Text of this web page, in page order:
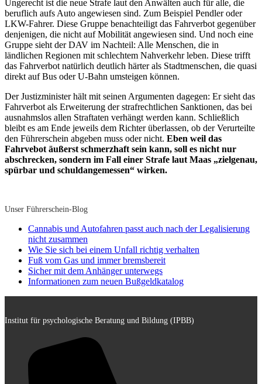
Ungerecht ist die neue Strafe laut den Anwälten auch für alle, die
beruflich aufs Auto angewiesen sind. Zum Beispiel Pendler oder
LKW-Fahrer. Diese Gruppe benachteiligt das Fahrverbot gegenüber
denjenigen, die nicht auf Mobilität angewiesen sind. Und noch eine
Gruppe sieht der DAV im Nachteil: Alle Menschen, die in
ländlichen Regionen mit schlechtem Nahverkehr leben. Diese trifft
das Fahrverbot natürlich deutlich härter als Stadtmenschen, die quasi
direkt auf Bus oder U-Bahn umsteigen können.
Der Justizminister hält mit seinen Argumenten dagegen: Er sieht das
Fahrverbot als Erweiterung der strafrechtlichen Sanktionen, das bei
ausnahmslos allen Straftaten verhängt werden kann. Schließlich
bleibt es am Ende jeweils dem Richter überlassen, ob der Verurteilte
den Führerschein abgeben muss oder nicht. Eben weil das
Fahrvebot äußerst schmerzhaft sein kann, soll es nicht nur
abschrecken, sondern im Fall einer Strafe laut Maas „zielgenau,
spürbar und schuldangemessen“ wirken.
Unser Führerschein-Blog
Cannabis und Autofahren passt auch nach der Legalisierung
nicht zusammen
Wie Sie sich bei einem Unfall richtig verhalten
Fuß vom Gas und immer bremsbereit
Sicher mit dem Anhänger unterwegs
Informationen zum neuen Bußgeldkatalog
Institut für psychologische Beratung und Bildung (IPBB)